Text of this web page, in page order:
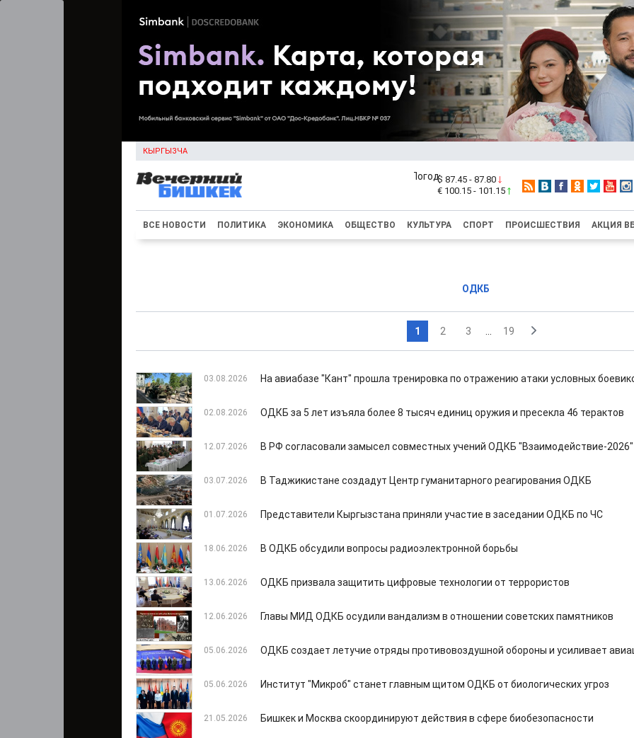
КЫРГЫЗЧА
$ 87.45 - 87.80
€ 100.15 - 101.15
ВСЕ НОВОСТИ ПОЛИТИКА ЭКОНОМИКА ОБЩЕСТВО КУЛЬТУРА СПОРТ ПРОИСШЕСТВИЯ АКЦИЯ
ОДКБ
1 2 3 19
03.08.2026 На авиабазе "Кант" прошла тренировка по отражению атаки условных
02.08.2026 ОДКБ за 5 лет изъяла более 8 тысяч единиц оружия и пресекла 46 терактов
12.07.2026 В РФ согласовали замысел совместных учений ОДКБ "Взаимодействие-2026"
03.07.2026 В Таджикистане создадут Центр гуманитарного реагирования ОДКБ
01.07.2026 Представители Кыргызстана приняли участие в заседании ОДКБ по ЧС
18.06.2026 В ОДКБ обсудили вопросы радиоэлектронной борьбы
13.06.2026 ОДКБ призвала защитить цифровые технологии от террористов
12.06.2026 Главы МИД ОДКБ осудили вандализм в отношении советских памятников
05.06.2026 ОДКБ создает летучие отряды противовоздушной обороны и усиливает
05.06.2026 Институт "Микроб" станет главным щитом ОДКБ от биологических угроз
21.05.2026 Бишкек и Москва скоординируют действия в сфере биобезопасности